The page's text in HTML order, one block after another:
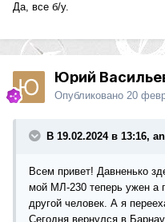
Да, все б/у.
Юрий
Опубликовано 20
В 19.02.2024 в 13:16,
Всем привет! Давненько
мой МЛ-230 теперь ужен а
другой человек. А я
Сегодня вернулся в